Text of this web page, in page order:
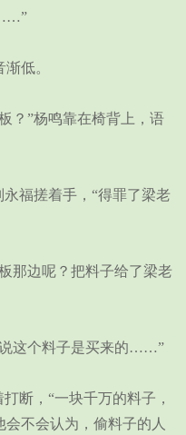
低。
”杨鸣靠在椅背上，语
福搓着手，“得罪了梁老
边呢？把料子给了梁老
这个料子是买来的……”
断，“一块千万的料子，
不会认为，偷料子的人